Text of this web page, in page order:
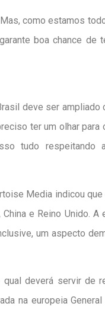
como estamos
boa chance de
deve ser ampliado
ter um olhar
tudo respeitando
Media indicou que
e Reino Unido. A
um aspecto
deverá servir de
na europeia